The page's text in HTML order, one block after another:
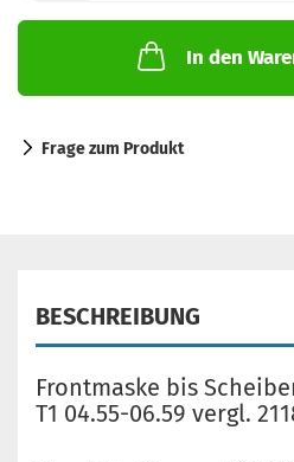
In den
Frage zum Produkt
BESCHREIBUNG
Frontmaske bis
T1 04.55-06.59 vergl.